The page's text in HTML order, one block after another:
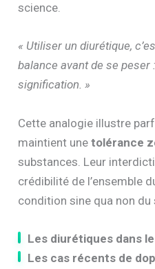
science.
« Utiliser un diurétique,
balance avant de se peser
signification. »
Cette analogie illustre
maintient unetolérance
substances. Leur
crédibilité de l’ensemble
condition sine qua non du
Les diurétiques dans
Les cas récents de